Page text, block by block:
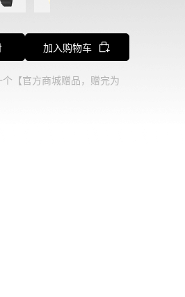
加入购物车
【官方商城赠品，赠完为